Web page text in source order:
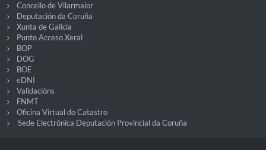
Concello de Vilarmaior
Deputación da Coruña
Xunta de Galicia
Punto Acceso Xeral
BOP
DOG
BOE
eDNI
Validacións
FNMT
Oficina Virtual do Catastro
Sede Electrónica Deputación Provincial da Coruña